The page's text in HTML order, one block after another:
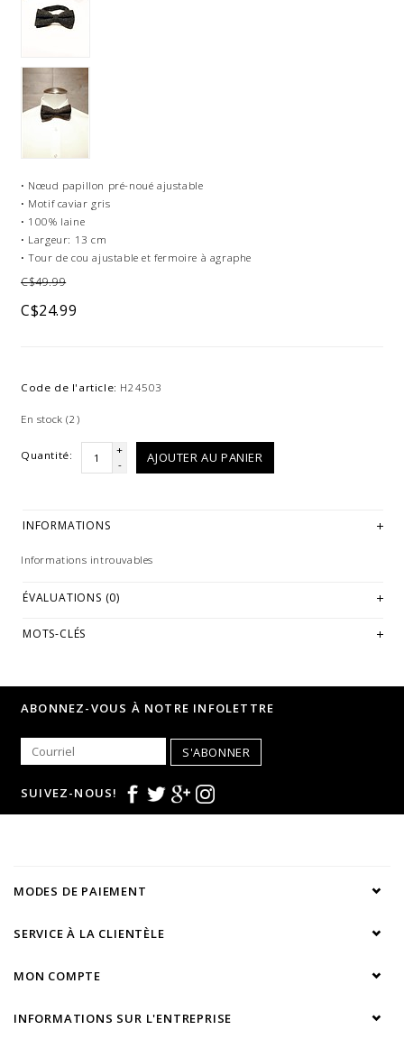
• Nœud papillon pré-noué ajustable
• Motif caviar gris
• 100% laine
• Largeur: 13 cm
• Tour de cou ajustable et fermoire à agraphe
C$49.99
C$24.99
Code de l'article: H24503
En stock(2)
Quantité:
+
-
AJOUTER AU PANIER
INFORMATIONS
Informations introuvables
ÉVALUATIONS (0)
MOTS-CLÉS
ABONNEZ-VOUS À NOTRE INFOLETTRE
S'ABONNER
SUIVEZ-NOUS!
MODES DE PAIEMENT
SERVICE À LA CLIENTÈLE
MON COMPTE
INFORMATIONS SUR L'ENTREPRISE